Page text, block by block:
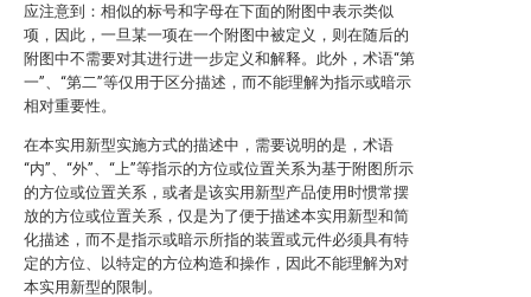
应注意到：相似的标号和字母在下面的附图中表示类似
项，因此，一旦某一项在一个附图中被定义，则在随后的
附图中不需要对其进行进一步定义和解释。此外，术语“第
一”、“第二”等仅用于区分描述，而不能理解为指示或暗示
相对重要性。
在本实用新型实施方式的描述中，需要说明的是，术语
“内”、“外”、“上”等指示的方位或位置关系为基于附图所示
的方位或位置关系，或者是该实用新型产品使用时惯常摆
放的方位或位置关系，仅是为了便于描述本实用新型和简
化描述，而不是指示或暗示所指的装置或元件必须具有特
定的方位、以特定的方位构造和操作，因此不能理解为对
本实用新型的限制。